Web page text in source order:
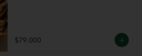
$79.000